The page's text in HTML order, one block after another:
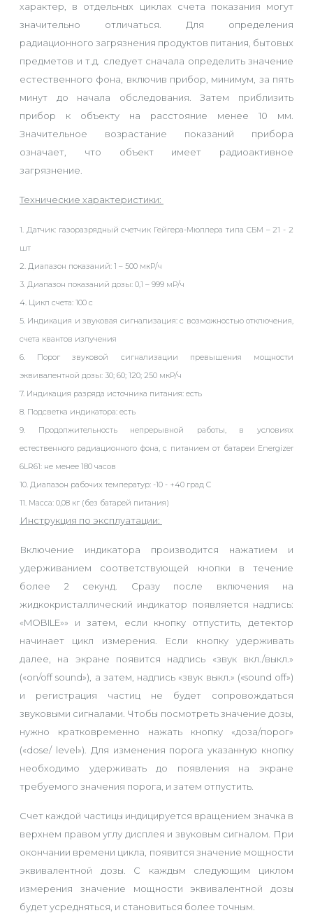
характер, в отдельных циклах счета показания могут
значительно отличаться. Для определения
радиационного загрязнения продуктов питания, бытовых
предметов и т.д. следует сначала определить значение
естественного фона, включив прибор, минимум, за пять
минут до начала обследования. Затем приблизить
прибор к объекту на расстояние менее 10 мм.
Значительное возрастание показаний прибора
означает, что объект имеет радиоактивное
загрязнение.
Технические характеристики:
1. Датчик: газоразрядный счетчик Гейгера-Мюллера типа СБМ – 21 - 2
шт
2. Диапазон показаний: 1 – 500 мкР/ч
3. Диапазон показаний дозы: 0,1 – 999 мР/ч
4. Цикл счета: 100 с
5. Индикация и звуковая сигнализация:с возможностью отключения,
счета квантов излучения
6. Порог звуковой сигнализации превышения мощности
эквивалентной дозы: 30; 60; 120; 250 мкР/ч
7. Индикация разряда источника питания: есть
8. Подсветка индикатора: есть
9. Продолжительность непрерывной работы, в условиях
естественного радиационного фона, с питанием от батареи Energizer
6LR61: не менее 180 часов
10. Диапазон рабочих температур: -10 - +40 град С
11. Масса: 0,08 кг (без батарей питания)
Инструкция по эксплуатации:
Включение индикатора производится нажатием и
удерживанием соответствующей кнопки в течение
более 2 секунд. Сразу после включения на
жидкокристаллический индикатор появляется надпись:
«MOBILE»» и затем, если кнопку отпустить, детектор
начинает цикл измерения. Если кнопку удерживать
далее, на экране появится надпись «звук вкл./выкл.»
(«on/off sound»), а затем, надпись «звук выкл.» («sound off»)
и регистрация частиц не будет сопровождаться
звуковыми сигналами. Чтобы посмотреть значение дозы,
нужно кратковременно нажать кнопку «доза/порог»
(«dose/ level»). Для изменения порога указанную кнопку
необходимо удерживать до появления на экране
требуемого значения порога, и затем отпустить.
Счет каждой частицы индицируется вращением значка в
верхнем правом углу дисплея и звуковым сигналом. При
окончании времени цикла, появится значение мощности
эквивалентной дозы. С каждым следующим циклом
измерения значение мощности эквивалентной дозы
будет усредняться, и становиться более точным.